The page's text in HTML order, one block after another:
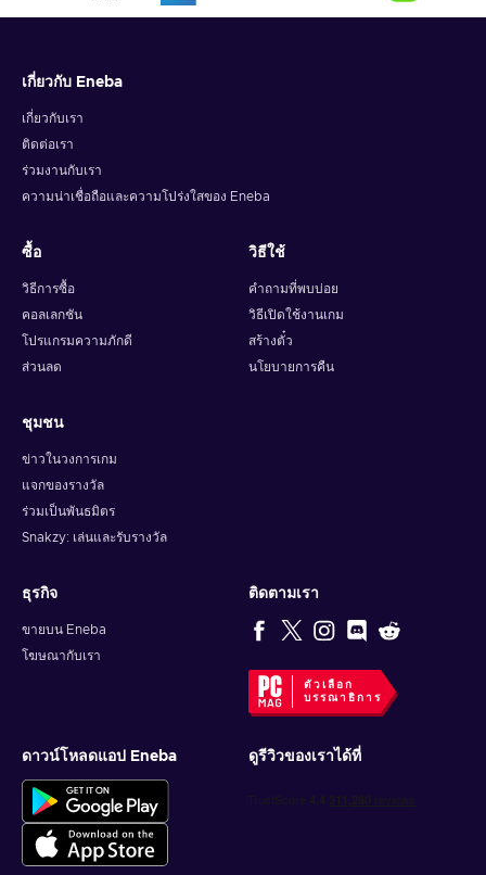
เกี่ยวกับ Eneba
เกี่ยวกับเรา
ติดต่อเรา
ร่วมงานกับเรา
ความน่าเชื่อถือและความโปร่งใสของ Eneba
ซื้อ
วิธีการซื้อ
คอลเลกชัน
โปรแกรมความภักดี
ส่วนลด
วิธีใช้
คำถามที่พบบ่อย
วิธีเปิดใช้งานเกม
สร้างตั๋ว
นโยบายการคืน
ชุมชน
ข่าวในวงการเกม
แจกของรางวัล
ร่วมเป็นพันธมิตร
Snakzy: เล่นและรับรางวัล
ธุรกิจ
ขายบน Eneba
โฆษณากับเรา
ติดตามเรา
ตัวเลือก
บรรณาธิการ
ดาวน์โหลดแอป Eneba ดูรีวิวของเราได้ที่